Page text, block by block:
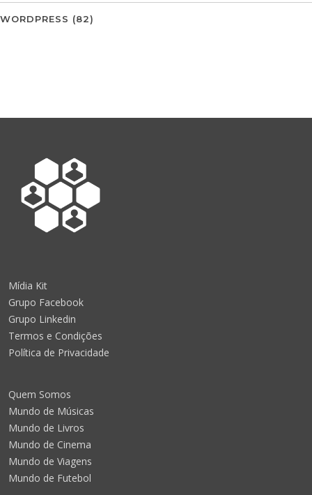
WORDPRESS (82)
Mídia Kit
Grupo Facebook
Grupo Linkedin
Termos e Condições
Política de Privacidade
Quem Somos
Mundo de Músicas
Mundo de Livros
Mundo de Cinema
Mundo de Viagens
Mundo de Futebol